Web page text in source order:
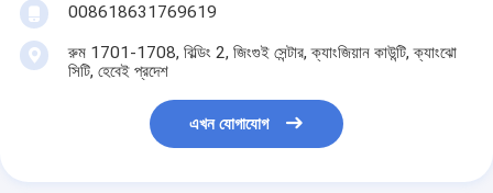
008618631769619
রুম 1701-1708, বিল্ডিং 2, জিংগুই সেন্টার, ক্যাংজিয়ান কাউন্টি, ক্যাংঝো
সিটি, হেবেই প্রদেশ
এখন যোগাযোগ